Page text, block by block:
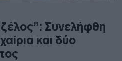
Συνελήφθη
και δύο